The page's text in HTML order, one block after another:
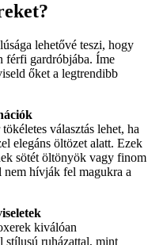
lehetővé teszi, hogy
férfi gardróbjába. Íme
őket a legtrendibb
választás lehet, ha
elegáns öltözet alatt. Ezek
sötét öltönyök vagy finom
nem hívják fel magukra a
kiválóan
stílusú ruházattal, mint